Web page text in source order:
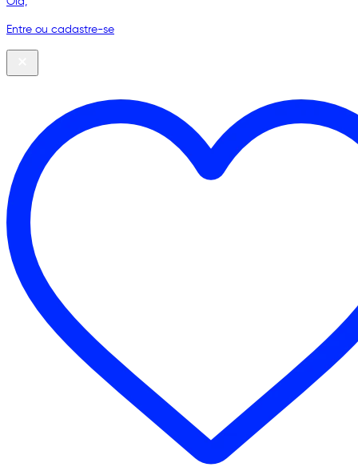
Entre ou cadastre-se